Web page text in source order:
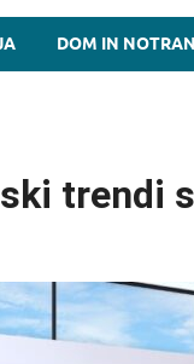
DOM IN
trendi